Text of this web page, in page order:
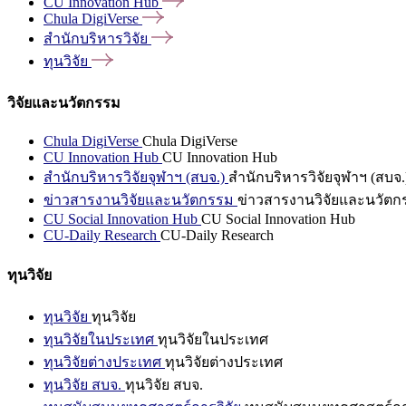
Chula DigiVerse
สำนักบริหารวิจัย
ทุนวิจัย
วิจัยและนวัตกรรม
Chula DigiVerse Chula DigiVerse
CU Innovation Hub CU Innovation Hub
สำนักบริหารวิจัยจุฬาฯ (สบจ.) สำนักบริหารวิจัยจุฬาฯ (สบจ
ข่าวสารงานวิจัยและนวัตกรรม ข่าวสารงานวิจัยและนวัตก
CU Social Innovation Hub CU Social Innovation Hub
CU-Daily Research CU-Daily Research
ทุนวิจัย
ทุนวิจัย ทุนวิจัย
ทุนวิจัยในประเทศ ทุนวิจัยในประเทศ
ทุนวิจัยต่างประเทศ ทุนวิจัยต่างประเทศ
ทุนวิจัย สบจ. ทุนวิจัย สบจ.